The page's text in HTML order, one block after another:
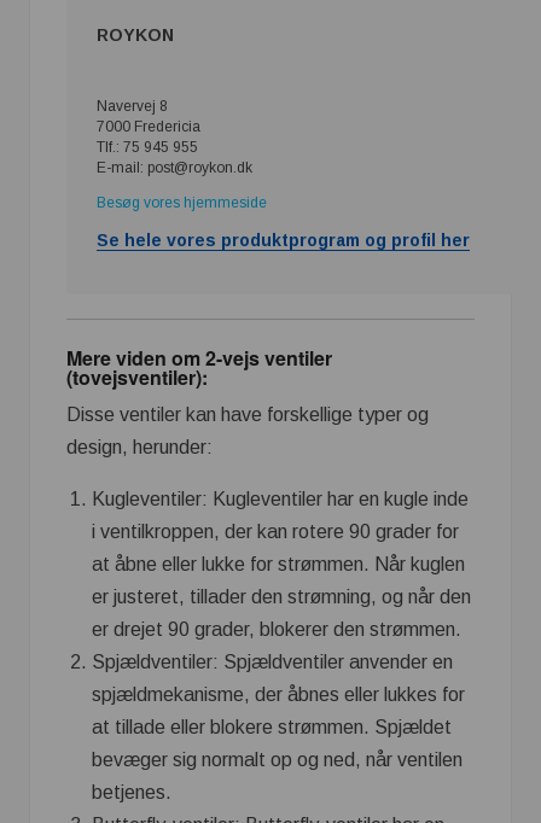
ROYKON
Navervej 8
7000 Fredericia
Tlf.: 75 945 955
E-mail: post@roykon.dk
Besøg vores hjemmeside
Se hele vores produktprogram og profil her
Mere viden om 2-vejs ventiler
(tovejsventiler):
Disse ventiler kan have forskellige typer og
design, herunder:
Kugleventiler: Kugleventiler har en kugle inde
i ventilkroppen, der kan rotere 90 grader for
at åbne eller lukke for strømmen. Når kuglen
er justeret, tillader den strømning, og når den
er drejet 90 grader, blokerer den strømmen.
Spjældventiler: Spjældventiler anvender en
spjældmekanisme, der åbnes eller lukkes for
at tillade eller blokere strømmen. Spjældet
bevæger sig normalt op og ned, når ventilen
betjenes.